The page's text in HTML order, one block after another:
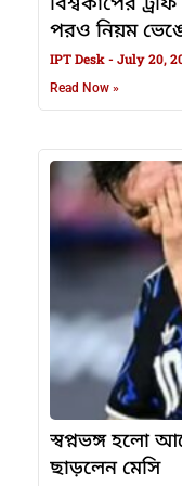
পরও নিয়ম ভেঙে
IPT Desk July 20,
Read Now »
স্বপ্নভঙ্গ হলো
ছাড়লেন মেসি